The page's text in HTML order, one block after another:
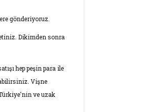
gönderiyoruz.
Dikimden sonra
hep peşin para ile
Vişne
ve uzak